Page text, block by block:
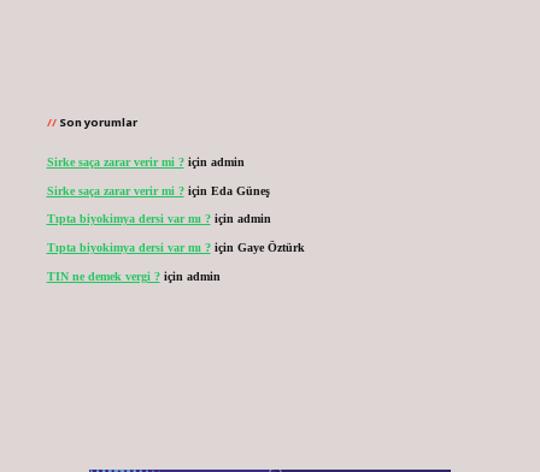
Son yorumlar
Sirke saça zarar verir mi ?için admin
Sirke saça zarar verir mi ?için Eda Güneş
Tıpta biyokimya dersi var mı ?için admin
Tıpta biyokimya dersi var mı ?için Gaye Öztürk
TIN ne demek vergi ?için admin